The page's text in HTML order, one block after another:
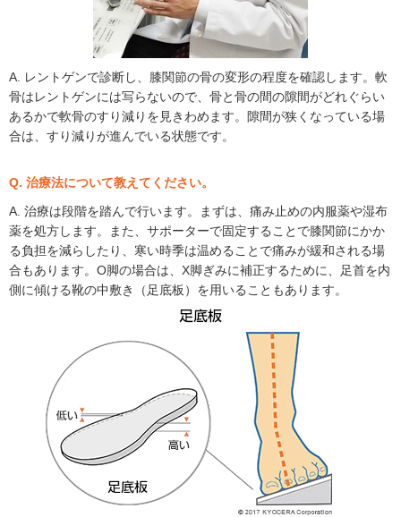
A. レントゲンで診断し、膝関節の骨の変形の程度を確認します。軟
骨はレントゲンには写らないので、骨と骨の間の隙間がどれぐらい
あるかで軟骨のすり減りを見きわめます。隙間が狭くなっている場
合は、すり減りが進んでいる状態です。
Q. 治療法について教えてください。
A. 治療は段階を踏んで行います。まずは、痛み止めの内服薬や湿布
薬を処方します。また、サポーターで固定することで膝関節にかか
る負担を減らしたり、寒い時季は温めることで痛みが緩和される場
合もあります。O脚の場合は、X脚ぎみに補正するために、足首を内
側に傾ける靴の中敷き（足底板）を用いることもあります。